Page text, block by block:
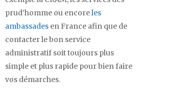
prud’homme ou encoreles
ambassades en France afin que de
contacter le bon service
administratif soit toujours plus
simple et plus rapide pour bien faire
vos démarches.